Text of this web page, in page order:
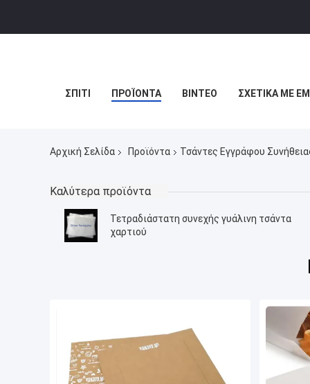
ΣΠΊΤΙ ΠΡΟΪΌΝΤΑ ΒΊΝΤΕΟ ΣΧΕΤΙΚΆ ΜΕ
Αρχική Σελίδα Προϊόντα Τσάντες Εγγράφου
Καλύτερα προϊόντα
Τετραδιάστατη συνεχής γυάλινη τσάντα
χαρτιού